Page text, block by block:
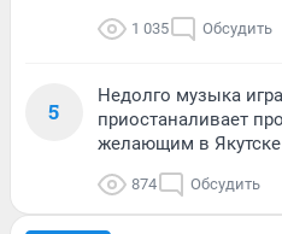
1 035 Обсудить
5
Недолго музыка
приостаналивает
желающим в Якутске
874 Обсудить